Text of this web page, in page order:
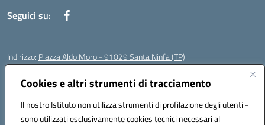
Cookies e altri strumenti di tracciamento
Il nostro Istituto non utilizza strumenti di profilazione degli utenti -
sono utilizzati esclusivamente cookies tecnici necessari al
Seguici su:
Indirizzo: Piazza Aldo Moro - 91029 Santa Ninfa (TP)
Centralino:
Posta elettronica certificata (PEC):tpic807004@pec.istruzione.it
Codice fiscale: 81002070811
Codice meccanografico:TPIC807004